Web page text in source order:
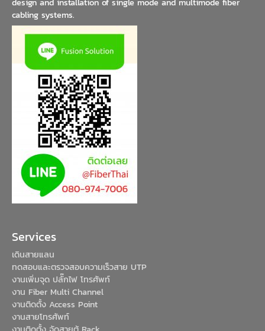
cabling systems.
Services
เดินสายแลน
ทดสอบและตรวจสอบความเร็วสาย UTP
งานเพิ่มจุด ปลั๊กไฟ โทรศัพท์
งาน Fiber Multi Channel
งานติดตั้ง Access Point
งานสายโทรศัพท์